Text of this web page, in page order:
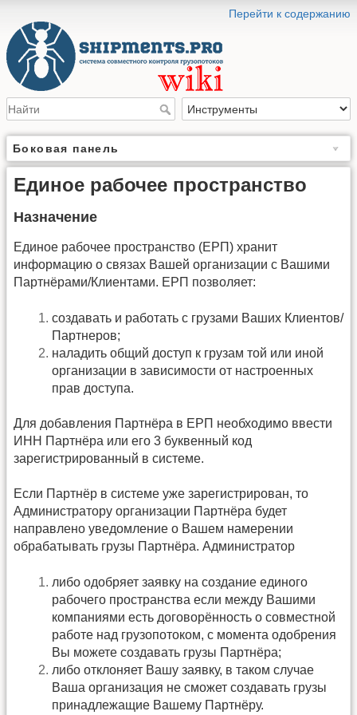
Перейти к содержанию
Боковая панель
Единое рабочее пространство
Назначение
Единое рабочее пространство (ЕРП) хранит
информацию о связах Вашей организации с Вашими
Партнёрами/Клиентами. ЕРП позволяет:
создавать и работать с грузами Ваших Клиентов/
Партнеров;
наладить общий доступ к грузам той или иной
организации в зависимости от настроенных
прав доступа.
Для добавления Партнёра в ЕРП необходимо ввести
ИНН Партнёра или его 3 буквенный код
зарегистрированный в системе.
Если Партнёр в системе уже зарегистрирован, то
Администратору организации Партнёра будет
направлено уведомление о Вашем намерении
обрабатывать грузы Партнёра. Администратор
либо одобряет заявку на создание единого
рабочего пространства если между Вашими
компаниями есть договорённость о совместной
работе над грузопотоком, с момента одобрения
Вы можете создавать грузы Партнёра;
либо отклоняет Вашу заявку, в таком случае
Ваша организация не сможет создавать грузы
принадлежащие Вашему Партнёру.